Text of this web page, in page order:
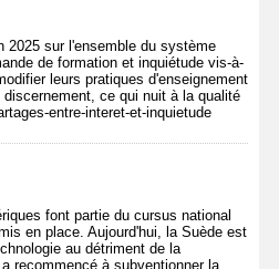
2025 sur l'ensemble du système
de formation et inquiétude vis-à-
leurs pratiques d'enseignement
ce qui nuit à la qualité
entre-interet-et-inquietude
font partie du cursus national
en place. Aujourd'hui, la Suède est
au détriment de la
recommencé à subventionner la